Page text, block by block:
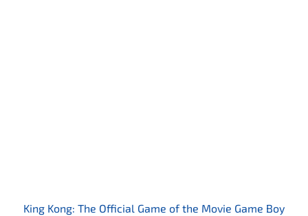
King Kong: The Official Game of the Movie Game Boy